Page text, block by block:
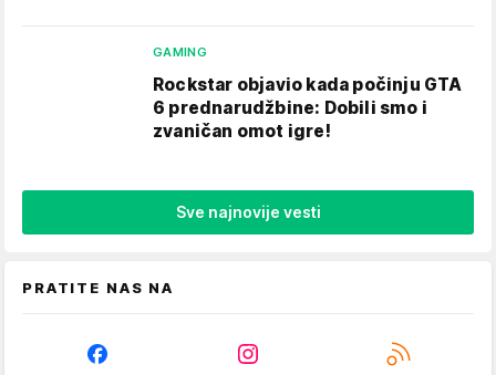
GAMING
Rockstar objavio kada počinju GTA
6 prednarudžbine: Dobili smo i
zvaničan omot igre!
Sve najnovije vesti
PRATITE NAS NA